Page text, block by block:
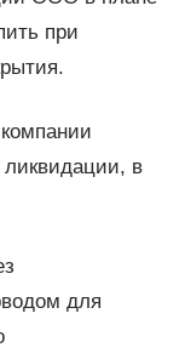
при
в
для